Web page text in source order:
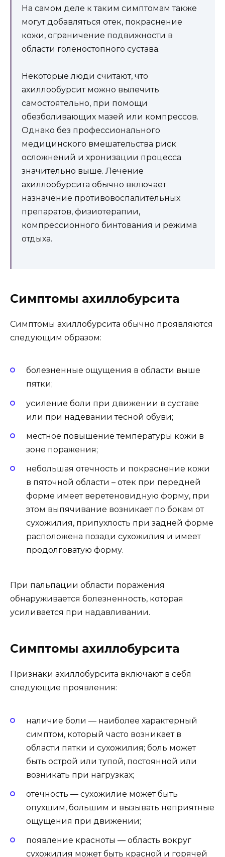
На самом деле к таким симптомам также
могут добавляться отек, покраснение
кожи, ограничение подвижности в
области голеностопного сустава.
Некоторые люди считают, что
ахиллообурсит можно вылечить
самостоятельно, при помощи
обезболивающих мазей или компрессов.
Однако без профессионального
медицинского вмешательства риск
осложнений и хронизации процесса
значительно выше. Лечение
ахиллообурсита обычно включает
назначение противовоспалительных
препаратов, физиотерапии,
компрессионного бинтования и режима
отдыха.
Симптомы ахиллобурсита
Симптомы ахиллобурсита обычно проявляются
следующим образом:
болезненные ощущения в области выше
пятки;
усиление боли при движении в суставе
или при надевании тесной обуви;
местное повышение температуры кожи в
зоне поражения;
небольшая отечность и покраснение кожи
в пяточной области – отек при передней
форме имеет веретеновидную форму, при
этом выпячивание возникает по бокам от
сухожилия, припухлость при задней форме
расположена позади сухожилия и имеет
продолговатую форму.
При пальпации области поражения
обнаруживается болезненность, которая
усиливается при надавливании.
Симптомы ахиллобурсита
Признаки ахиллобурсита включают в себя
следующие проявления:
наличие боли — наиболее характерный
симптом, который часто возникает в
области пятки и сухожилия; боль может
быть острой или тупой, постоянной или
возникать при нагрузках;
отечность — сухожилие может быть
опухшим, большим и вызывать неприятные
ощущения при движении;
появление красноты — область вокруг
сухожилия может быть красной и горячей